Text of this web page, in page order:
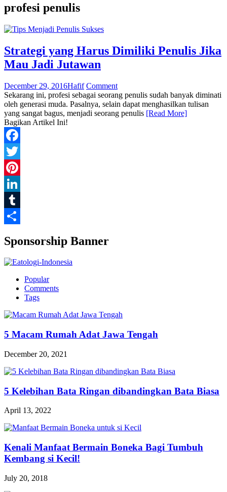
profesi penulis
Strategi yang Harus Dimiliki Penulis Jika
Mau Jadi Jutawan
December 29, 2016Hafif Comment
Sekarang ini, profesi sebagai seorang penulis sudah banyak diminati
oleh generasi muda. Pasalnya, selain dapat menghasilkan tulisan
yang sangat bagus, menjadi seorang penulis [Read More]
Bagikan Artikel Ini!
Facebook
Twitter
Pinterest
LinkedIn
Tumblr
Sponsorship Banner
Popular
Comments
Tags
5 Macam Rumah Adat Jawa Tengah
December 20, 2021
5 Kelebihan Bata Ringan dibandingkan Bata Biasa
April 13, 2022
Kenali Manfaat Bermain Boneka Bagi Tumbuh
Kembang si Kecil!
July 20, 2018